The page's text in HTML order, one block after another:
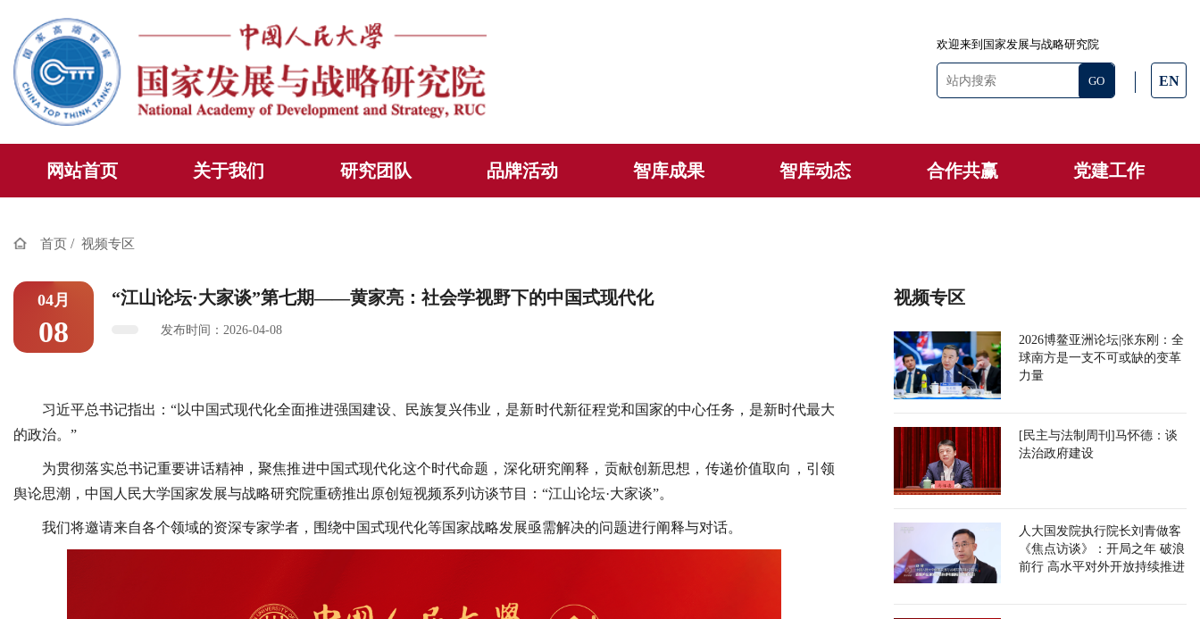
欢迎来到国家发展与战略研究院
EN
网站首页 关于我们 研究团队 品牌活动 智库成果 智库动态 合作共赢 党建工作
首页 / 视频专区
04月
08
“江山论坛·大家谈”第七期——黄家亮：社会学视野下的中国式现代化
发布时间：2026-04-08
习近平总书记指出：“以中国式现代化全面推进强国建设、民族复兴伟业，是新时代新征程党和国家的中心任务，是新时代最大
的政治。”
为贯彻落实总书记重要讲话精神，聚焦推进中国式现代化这个时代命题，深化研究阐释，贡献创新思想，传递价值取向，引领
舆论思潮，中国人民大学国家发展与战略研究院重磅推出原创短视频系列访谈节目：“江山论坛·大家谈”。
我们将邀请来自各个领域的资深专家学者，围绕中国式现代化等国家战略发展亟需解决的问题进行阐释与对话。
视频专区
2026博鳌亚洲论坛|张东刚：全
球南方是一支不可或缺的变革
力量
[民主与法制周刊]马怀德：谈
法治政府建设
人大国发院执行院长刘青做客
《焦点访谈》：开局之年 破浪
前行 高水平对外开放持续推进